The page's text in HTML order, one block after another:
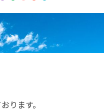
ります。